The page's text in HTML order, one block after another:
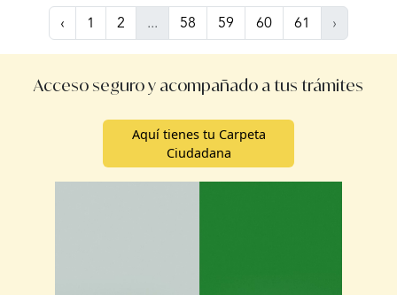
‹ 1 2 ... 58 59 60 61 ›
Acceso seguro y acompañado a tus trámites
Aquí tienes tu Carpeta
Ciudadana